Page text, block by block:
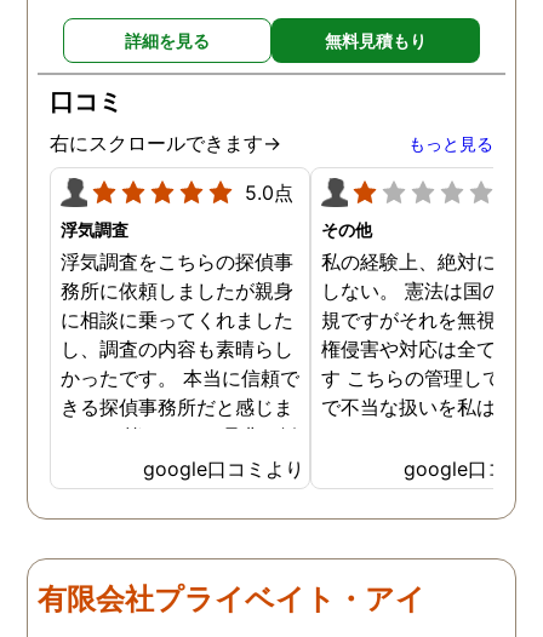
む力を与えてくれたと思い
ます。 本当にありがとうご
ざいました。
詳細を見る 無料見積もり
口コミ
右にスクロールできます→ もっと見る
5.0点
浮気調査
浮気調査をこちらの探偵事
務所に依頼しましたが親身
に相談に乗ってくれました
し、調査の内容も素晴らし
かったです。 本当に信頼で
きる探偵事務所だと感じま
した。 皆さんにも是非お勧
めしたいと思います。
google口コミより
その他
私の経験上、絶対にお勧
しない。 憲法は国の最
規ですがそれを無視した
権侵害や対応は全て違法
す こちらの管理してい
で不当な扱いを私は受け
google口コミ
有限会社プライベイト・アイ